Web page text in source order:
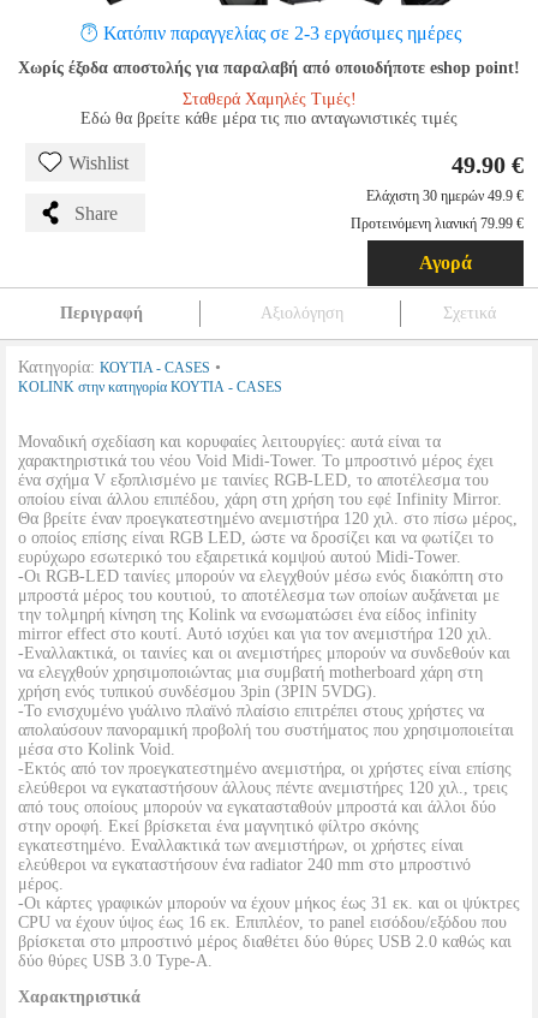
Κατόπιν παραγγελίας σε 2-3 εργάσιμες ημέρες
Χωρίς έξοδα αποστολής για παραλαβή από οποιοδήποτε eshop point!
Σταθερά Χαμηλές Τιμές!
Εδώ θα βρείτε κάθε μέρα τις πιο ανταγωνιστικές τιμές
Wishlist
Share
49.90 €
Ελάχιστη 30 ημερών 49.9 €
Προτεινόμενη λιανική 79.99 €
Αγορά
Περιγραφή Αξιολόγηση Σχετικά
Κατηγορία: ΚΟΥΤΙΑ - CASES •
KOLINK στην κατηγορία ΚΟΥΤΙΑ - CASES
Μοναδική σχεδίαση και κορυφαίες λειτουργίες: αυτά είναι τα
χαρακτηριστικά του νέου Void Midi-Tower. Το μπροστινό μέρος έχει
ένα σχήμα V εξοπλισμένο με ταινίες RGB-LED, το αποτέλεσμα του
οποίου είναι άλλου επιπέδου, χάρη στη χρήση του εφέ Infinity Mirror.
Θα βρείτε έναν προεγκατεστημένο ανεμιστήρα 120 χιλ. στο πίσω μέρος,
ο οποίος επίσης είναι RGB LED, ώστε να δροσίζει και να φωτίζει το
ευρύχωρο εσωτερικό του εξαιρετικά κομψού αυτού Midi-Tower.
-Οι RGB-LED ταινίες μπορούν να ελεγχθούν μέσω ενός διακόπτη στο
μπροστά μέρος του κουτιού, το αποτέλεσμα των οποίων αυξάνεται με
την τολμηρή κίνηση της Kolink να ενσωματώσει ένα είδος infinity
mirror effect στο κουτί. Αυτό ισχύει και για τον ανεμιστήρα 120 χιλ.
-Εναλλακτικά, οι ταινίες και οι ανεμιστήρες μπορούν να συνδεθούν και
να ελεγχθούν χρησιμοποιώντας μια συμβατή motherboard χάρη στη
χρήση ενός τυπικού συνδέσμου 3pin (3PIN 5VDG).
-Το ενισχυμένο γυάλινο πλαϊνό πλαίσιο επιτρέπει στους χρήστες να
απολαύσουν πανοραμική προβολή του συστήματος που χρησιμοποιείται
μέσα στο Kolink Void.
-Εκτός από τον προεγκατεστημένο ανεμιστήρα, οι χρήστες είναι επίσης
ελεύθεροι να εγκαταστήσουν άλλους πέντε ανεμιστήρες 120 χιλ., τρεις
από τους οποίους μπορούν να εγκατασταθούν μπροστά και άλλοι δύο
στην οροφή. Εκεί βρίσκεται ένα μαγνητικό φίλτρο σκόνης
εγκατεστημένο. Εναλλακτικά των ανεμιστήρων, οι χρήστες είναι
ελεύθεροι να εγκαταστήσουν ένα radiator 240 mm στο μπροστινό
μέρος.
-Οι κάρτες γραφικών μπορούν να έχουν μήκος έως 31 εκ. και οι ψύκτρες
CPU να έχουν ύψος έως 16 εκ. Επιπλέον, το panel εισόδου/εξόδου που
βρίσκεται στο μπροστινό μέρος διαθέτει δύο θύρες USB 2.0 καθώς και
δύο θύρες USB 3.0 Type-A.
Χαρακτηριστικά